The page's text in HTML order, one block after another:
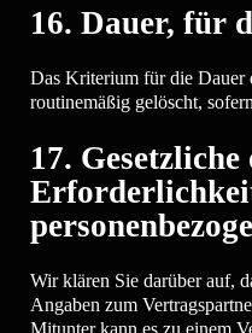
16. Dauer, für
Das Kriterium für die Dauer
routinemäßig gelöscht,
17.
Wir klären Sie darüber auf,
Angaben zum